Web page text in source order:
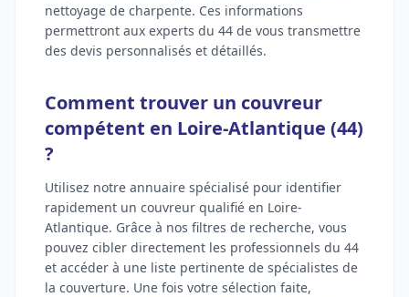
nettoyage de charpente. Ces informations
permettront aux experts du 44 de vous transmettre
des devis personnalisés et détaillés.
Comment trouver un couvreur
compétent en Loire-Atlantique (44)
?
Utilisez notre annuaire spécialisé pour identifier
rapidement un couvreur qualifié en Loire-
Atlantique. Grâce à nos filtres de recherche, vous
pouvez cibler directement les professionnels du 44
et accéder à une liste pertinente de spécialistes de
la couverture. Une fois votre sélection faite,